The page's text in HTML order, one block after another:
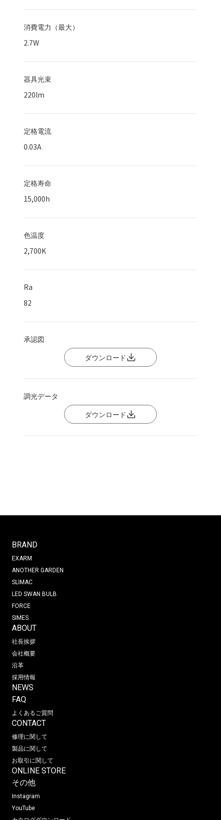
消費電力（最大）
2.7W
器具光束
220lm
定格電流
0.03A
定格寿命
15,000h
色温度
2,700K
Ra
82
承認図
ダウンロード
調光データ
ダウンロード
BRAND
EXARM
ANOTHER GARDEN
SLIMAC
LED SWAN BULB
FORCE
SIMES
ABOUT
社長挨拶
会社概要
沿革
採用情報
NEWS
FAQ
よくあるご質問
CONTACT
修理に関して
製品に関して
お取引に関して
ONLINE STORE
その他
Instagram
YouTube